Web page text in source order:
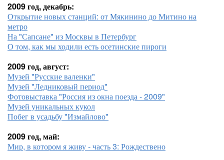
2009 год, декабрь:
Открытие новых станций: от Мякинино до Митино на
метро
На "Сапсане" из Москвы в Петербург
О том, как мы ходили есть осетинские пироги
2009 год, август:
Музей "Русские валенки"
Музей "Ледниковый период"
Фотовыставка "Россия из окна поезда - 2009"
Музей уникальных кукол
Побег в усадьбу "Измайлово"
2009 год, май:
Мир, в котором я живу - часть 3: Рождествено